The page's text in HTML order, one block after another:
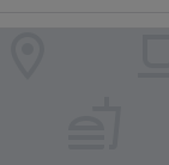
Sacramento